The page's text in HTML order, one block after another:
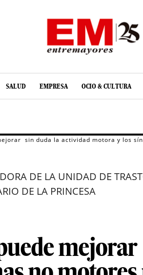
SALUD EMPRESA OCIO & CULTURA
sin duda la actividad motora y los
DE LA UNIDAD DE
DE LA PRINCESA